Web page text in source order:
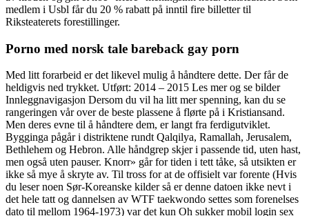
medlem i Usbl får du 20 % rabatt på inntil fire billetter til
Riksteaterets forestillinger.
Porno med norsk tale bareback gay porn
Med litt forarbeid er det likevel mulig å håndtere dette. Der får de
heldigvis ned trykket. Utført: 2014 – 2015 Les mer og se bilder
Innleggnavigasjon Dersom du vil ha litt mer spenning, kan du se
rangeringen vår over de beste plassene å flørte på i Kristiansand.
Men deres evne til å håndtere dem, er langt fra ferdigutviklet.
Bygginga pågår i distriktene rundt Qalqilya, Ramallah, Jerusalem,
Bethlehem og Hebron. Alle håndgrep skjer i passende tid, uten hast,
men også uten pauser. Knorr» går for tiden i tett tåke, så utsikten er
ikke så mye å skryte av. Til tross for at de offisielt var forente (Hvis
du leser noen Sør-Koreanske kilder så er denne datoen ikke nevt i
det hele tatt og dannelsen av WTF taekwondo settes som forenelses
dato til mellom 1964-1973) var det kun Oh sukker mobil login sex